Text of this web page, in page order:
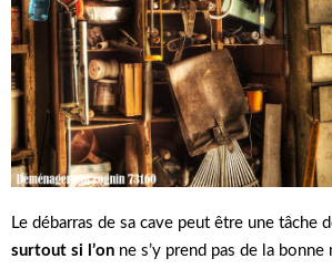
Le débarras de sa cave peut être une tâche
surtout si l’on ne s’y prend pas de la